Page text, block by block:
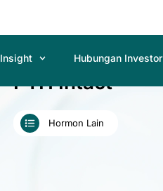
Insight Hubungan Investor
PTH Intact
Hormon Lain